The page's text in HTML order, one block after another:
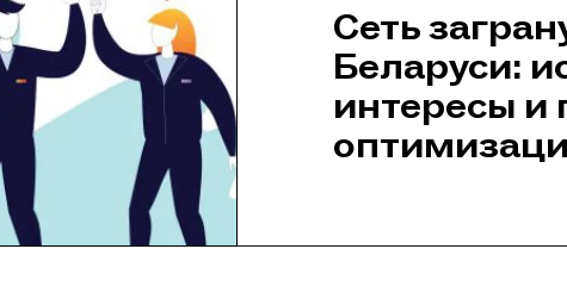
Сеть
Беларуси:
интересы и